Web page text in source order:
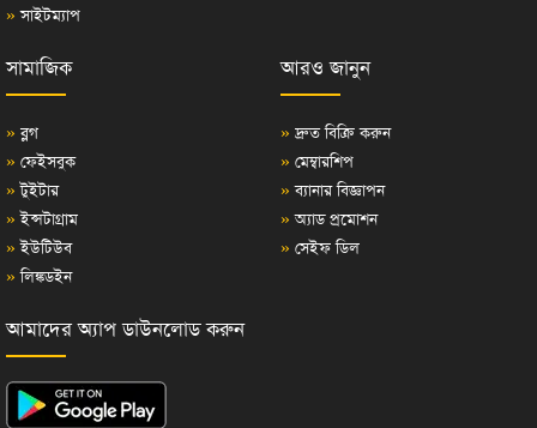
» সাইটম্যাপ
সামাজিক
» ব্লগ
» ফেইসবুক
» টুইটার
» ইন্সটাগ্রাম
» ইউটিউব
» লিঙ্কডইন
আরও জানুন
» দ্রুত বিক্রি করুন
» মেম্বারশিপ
» ব্যানার বিজ্ঞাপন
» অ্যাড প্রমোশন
» সেইফ ডিল
আমাদের অ্যাপ ডাউনলোড করুন